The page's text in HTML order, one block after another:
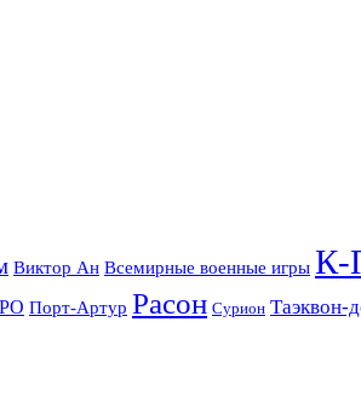
Виктор Ан Всемирные военные игры К-
Порт-Артур Расон Сурион Таэквон-